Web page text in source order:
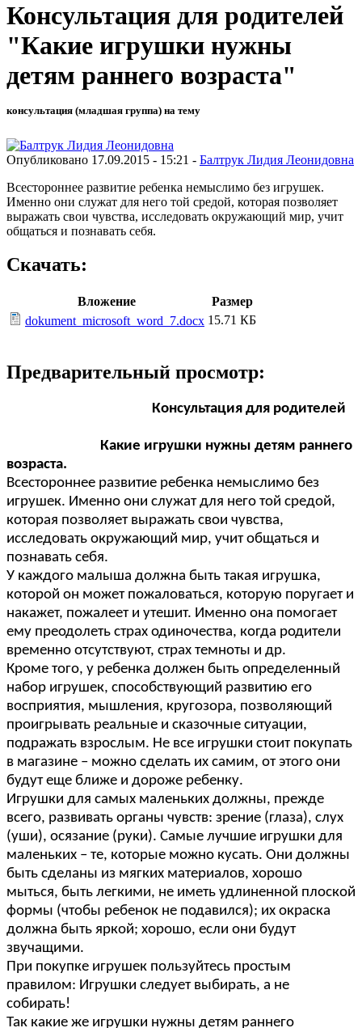
Консультация для родителей
"Какие игрушки нужны
детям раннего возраста"
консультация (младшая группа) на тему
Опубликовано 17.09.2015 - 15:21 - Балтрук Лидия Леонидовна
Всестороннее развитие ребенка немыслимо без игрушек.
Именно они служат для него той средой, которая позволяет
выражать свои чувства, исследовать окружающий мир, учит
общаться и познавать себя.
Скачать:
Вложение
Размер
dokument_microsoft_word_7.docx 15.71 КБ
Предварительный просмотр:
Консультация для родителей
Какие игрушки нужны детям раннего
возраста.
Всестороннее развитие ребенка немыслимо без
игрушек. Именно они служат для него той средой,
которая позволяет выражать свои чувства,
исследовать окружающий мир, учит общаться и
познавать себя.
У каждого малыша должна быть такая игрушка,
которой он может пожаловаться, которую поругает и
накажет, пожалеет и утешит. Именно она помогает
ему преодолеть страх одиночества, когда родители
временно отсутствуют, страх темноты и др.
Кроме того, у ребенка должен быть определенный
набор игрушек, способствующий развитию его
восприятия, мышления, кругозора, позволяющий
проигрывать реальные и сказочные ситуации,
подражать взрослым. Не все игрушки стоит покупать
в магазине – можно сделать их самим, от этого они
будут еще ближе и дороже ребенку.
Игрушки для самых маленьких должны, прежде
всего, развивать органы чувств: зрение (глаза), слух
(уши), осязание (руки). Самые лучшие игрушки для
маленьких – те, которые можно кусать. Они должны
быть сделаны из мягких материалов, хорошо
мыться, быть легкими, не иметь удлиненной плоской
формы (чтобы ребенок не подавился); их окраска
должна быть яркой; хорошо, если они будут
звучащими.
При покупке игрушек пользуйтесь простым
правилом: Игрушки следует выбирать, а не
собирать!
Так какие же игрушки нужны детям раннего